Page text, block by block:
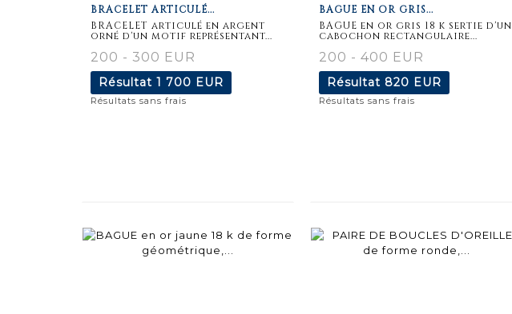
détaillée
BRACELET ARTICULÉ...
BRACELET articulé en argent
orné d'un motif représentant...
200 - 300 EUR
Résultat 1 700 EUR
Résultats sans frais
BAGUE EN OR GRIS...
BAGUE en or gris 18 k sertie d'un
cabochon rectangulaire...
200 - 400 EUR
Résultat 820 EUR
Résultats sans frais